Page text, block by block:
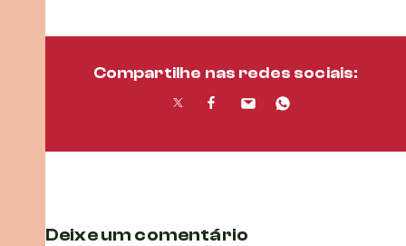
Compartilhe nas redes sociais:
Deixe um comentário